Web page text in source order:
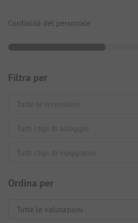
Cordialità del personale
Filtra per
Ordina per